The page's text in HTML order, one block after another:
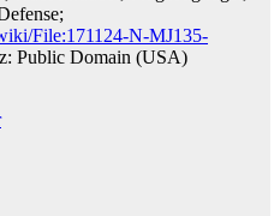
File:171124-N-MJ135-
Public Domain (USA)